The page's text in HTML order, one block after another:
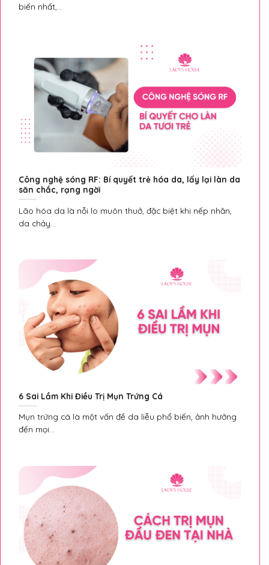
biến nhất,...
Công nghệ sóng RF: Bí quyết trẻ hóa da, lấy lại làn da
săn chắc, rạng ngời
Lão hóa da là nỗi lo muôn thuở, đặc biệt khi nếp nhăn,
da chảy...
6 Sai Lầm Khi Điều Trị Mụn Trứng Cá
Mụn trứng cá là một vấn đề da liễu phổ biến, ảnh hưởng
đến mọi...